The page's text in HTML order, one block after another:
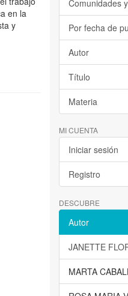
en la
y
Comunidades
Por fecha de
Autor
Título
Materia
MI CUENTA
Iniciar sesión
Registro
DESCUBRE
Autor
JANETTE
MARTA